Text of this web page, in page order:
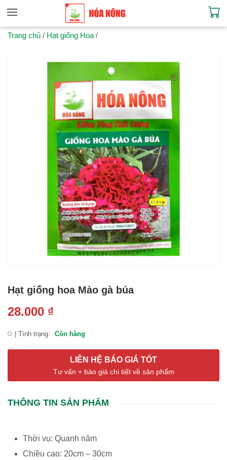
Trang chủ / Hạt giống Hoa /
Hạt giống hoa Mào gà búa
28.000 ₫
| Tình trạng: Còn hàng
LIÊN HỆ BÁO GIÁ TỐT
Tư vấn + báo giá chi tiết về sản phẩm
THÔNG TIN SẢN PHẨM
Thời vụ: Quanh năm
Chiều cao: 20cm – 30cm